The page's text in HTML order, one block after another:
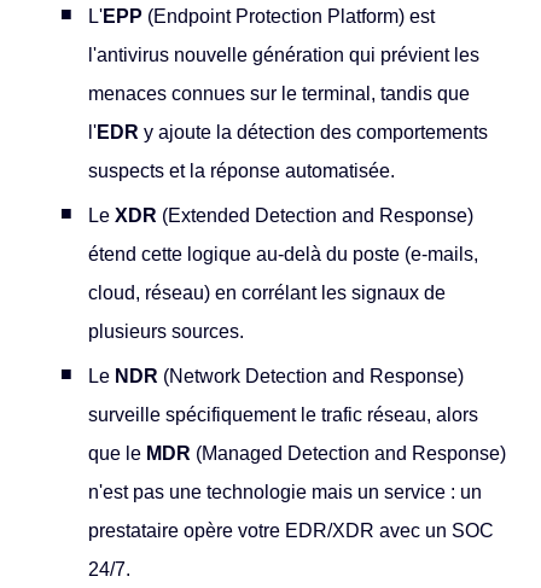
L'EPP (Endpoint Protection Platform) est
l'antivirus nouvelle génération qui prévient les
menaces connues sur le terminal, tandis que
l'EDR y ajoute la détection des comportements
suspects et la réponse automatisée.
LeXDR (Extended Detection and Response)
étend cette logique au-delà du poste (e-mails,
cloud, réseau) en corrélant les signaux de
plusieurs sources.
Le NDR (Network Detection and Response)
surveille spécifiquement le trafic réseau, alors
que le MDR (Managed Detection and Response)
n'est pas une technologie mais un service : un
prestataire opère votre EDR/XDR avec un SOC
24/7.